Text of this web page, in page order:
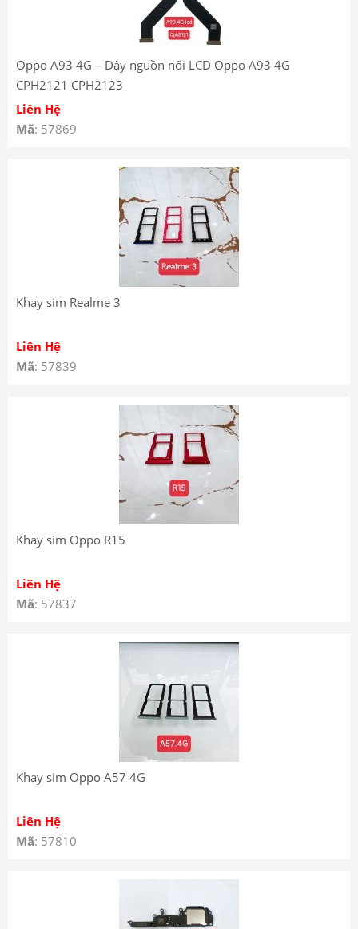
Oppo A93 4G – Dây nguồn nối LCD Oppo A93 4G
CPH2121 CPH2123
Liên Hệ
Mã: 57869
Khay sim Realme 3
Liên Hệ
Mã: 57839
Khay sim Oppo R15
Liên Hệ
Mã: 57837
Khay sim Oppo A57 4G
Liên Hệ
Mã: 57810